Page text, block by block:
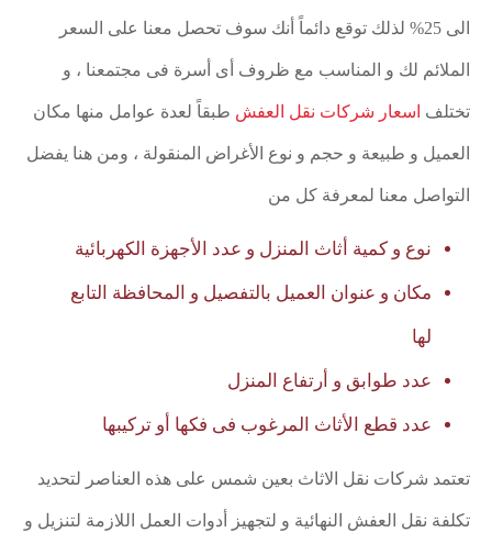
الى 25% لذلك توقع دائماً أنك سوف تحصل معنا على السعر
الملائم لك و المناسب مع ظروف أى أسرة فى مجتمعنا ، و
تختلف اسعار شركات نقل العفش طبقاً لعدة عوامل منها مكان
العميل و طبيعة و حجم و نوع الأغراض المنقولة ، ومن هنا يفضل
التواصل معنا لمعرفة كل من
نوع و كمية أثاث المنزل و عدد الأجهزة الكهربائية
مكان و عنوان العميل بالتفصيل و المحافظة التابع
لها
عدد طوابق و أرتفاع المنزل
عدد قطع الأثاث المرغوب فى فكها أو تركيبها
تعتمد شركات نقل الاثاث بعين شمس على هذه العناصر لتحديد
تكلفة نقل العفش النهائية و لتجهيز أدوات العمل اللازمة لتنزيل و